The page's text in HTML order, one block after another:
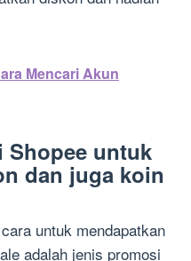
Mencari Akun
Shopee untuk
dan juga koin
untuk mendapatkan
adalah jenis promosi